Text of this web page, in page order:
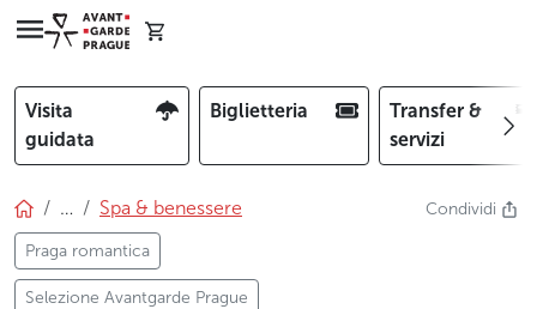
Visita
guidata
Biglietteria
Transfer &
servizi
… Spa & benessere
Praga romantica
Selezione Avantgarde Prague
Condividi